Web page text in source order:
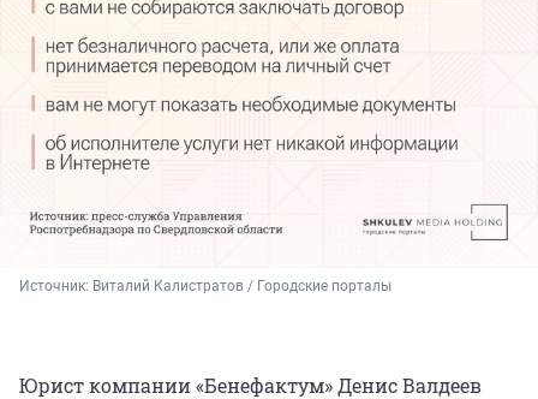
Источник: Виталий Калистратов / Городские порталы
Юрист компании «Бенефактум» Денис Валдеев